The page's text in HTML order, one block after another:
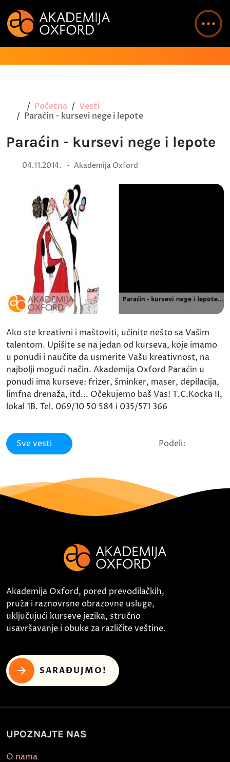
Početna
Vesti
Paraćin - kursevi nege i lepote
Paraćin - kursevi nege i lepote
04.11.2014. • Akademija Oxford
Ako ste kreativni i maštoviti, učinite nešto sa Vašim
talentom. Upišite se na jedan od kurseva, koje imamo
u ponudi i naučite da usmerite Vašu kreativnost, na
najbolji mogući način. Akademija Oxford Paraćin u
ponudi ima kurseve: frizer, šminker, maser, depilacija,
limfna drenaža, itd... Očekujemo baš Vas! T.C.Kocka II,
lokal 1B. Tel. 069/10 50 584 i 035/571 366
Sve vesti Podeli:
Akademija Oxford, pored prevodilačkih,
pruža i raznovrsne obrazovne usluge,
uključujući kurseve jezika, stručno
usavršavanje i obuke za različite veštine.
SARAĐUJMO!
UPOZNAJTE NAS
O nama